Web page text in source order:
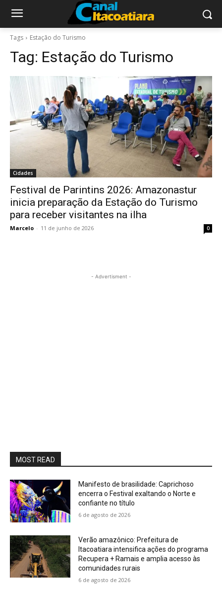
Tags Estação do Turismo
Tag: Estação do Turismo
Cidades
Festival de Parintins 2026: Amazonastur
inicia preparação da Estação do Turismo
para receber visitantes na ilha
Marcelo - 11 de junho de 2026 0
- Advertisment -
MOST READ
Manifesto de brasilidade: Caprichoso
encerra o Festival exaltando o Norte e
confiante no título
6 de agosto de 2026
Verão amazônico: Prefeitura de
Itacoatiara intensifica ações do programa
Recupera + Ramais e amplia acesso às
comunidades rurais
6 de agosto de 2026